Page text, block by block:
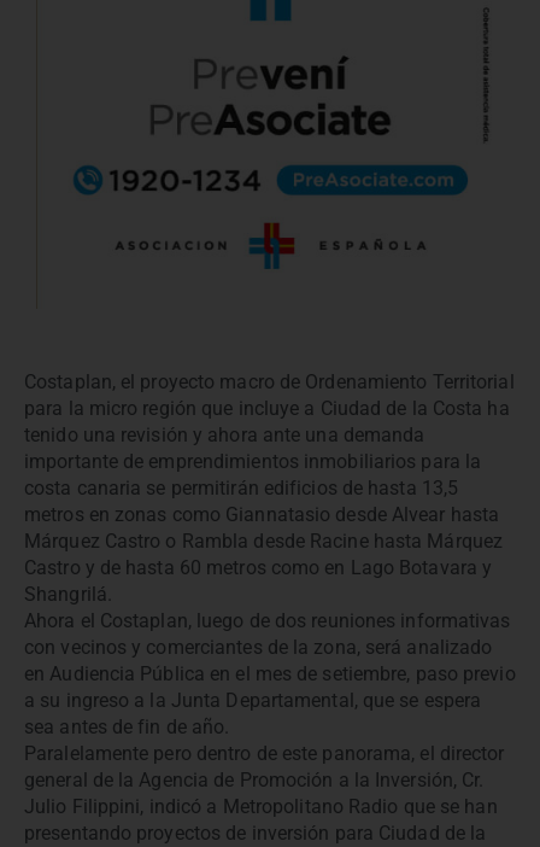
Costaplan, el proyecto macro de Ordenamiento Territorial
para la micro región que incluye a Ciudad de la Costa ha
tenido una revisión y ahora ante una demanda
importante de emprendimientos inmobiliarios para la
costa canaria se permitirán edificios de hasta 13,5
metros en zonas como Giannatasio desde Alvear hasta
Márquez Castro o Rambla desde Racine hasta Márquez
Castro y de hasta 60 metros como en Lago Botavara y
Shangrilá.
Ahora el Costaplan, luego de dos reuniones informativas
con vecinos y comerciantes de la zona, será analizado
en Audiencia Pública en el mes de setiembre, paso previo
a su ingreso a la Junta Departamental, que se espera
sea antes de fin de año.
Paralelamente pero dentro de este panorama, el director
general de la Agencia de Promoción a la Inversión, Cr.
Julio Filippini, indicó a Metropolitano Radio que se han
presentando proyectos de inversión para Ciudad de la